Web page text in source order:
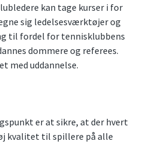
kan tage kurser i for
sig ledelsesværktøjer og
til fordel for tennisklubbens
dommere og referees.
med uddannelse.
er at sikre, at der hvert
kvalitet til spillere på alle